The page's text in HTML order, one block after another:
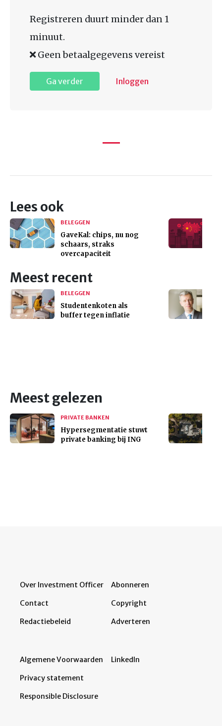
Registreren duurt minder dan 1
minuut.
Geen betaalgegevens vereist
Ga verder Inloggen
Lees ook
BELEGGEN
GaveKal: chips, nu nog
schaars, straks
overcapaciteit
Meest recent
BELEGGEN
Studentenkoten als
buffer tegen inflatie
Meest gelezen
PRIVATE BANKEN
Hypersegmentatie stuwt
private banking bij ING
Over Investment Officer
Contact
Redactiebeleid
Abonneren
Copyright
Adverteren
Algemene Voorwaarden
Privacy statement
Responsible Disclosure
LinkedIn